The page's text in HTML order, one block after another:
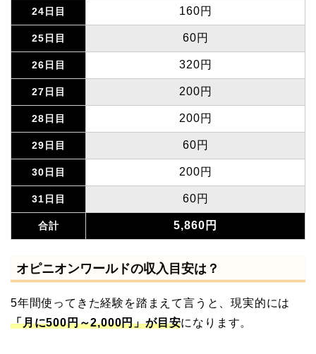
24日目 160円
25日目 60円
26日目 320円
27日目 200円
28日目 200円
29日目 60円
30日目 200円
31日目 60円
合計 5,860円
オピニオンワールドの収入目安は？
5年間使ってきた経験を踏まえて言うと、現実的には
「月に500円～2,000円」が目安になります。